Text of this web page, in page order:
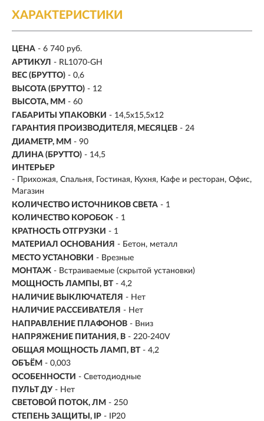
ХАРАКТЕРИСТИКИ
ЦЕНА - 6 740 руб.
АРТИКУЛ - RL1070-GH
ВЕС (БРУТТО) - 0,6
ВЫСОТА (БРУТТО) - 12
ВЫСОТА, ММ - 60
ГАБАРИТЫ УПАКОВКИ - 14,5x15,5x12
ГАРАНТИЯ ПРОИЗВОДИТЕЛЯ, МЕСЯЦЕВ - 24
ДИАМЕТР, ММ - 90
ДЛИНА (БРУТТО) - 14,5
ИНТЕРЬЕР
- Прихожая, Спальня, Гостиная, Кухня, Кафе и ресторан, Офис,
Магазин
КОЛИЧЕСТВО ИСТОЧНИКОВ СВЕТА - 1
КОЛИЧЕСТВО КОРОБОК - 1
КРАТНОСТЬ ОТГРУЗКИ - 1
МАТЕРИАЛ ОСНОВАНИЯ - Бетон, металл
МЕСТО УСТАНОВКИ - Врезные
МОНТАЖ - Встраиваемые (скрытой установки)
МОЩНОСТЬ ЛАМПЫ, ВТ - 4,2
НАЛИЧИЕ ВЫКЛЮЧАТЕЛЯ - Нет
НАЛИЧИЕ РАССЕИВАТЕЛЯ - Нет
НАПРАВЛЕНИЕ ПЛАФОНОВ - Вниз
НАПРЯЖЕНИЕ ПИТАНИЯ, В - 220-240V
ОБЩАЯ МОЩНОСТЬ ЛАМП, ВТ - 4,2
ОБЪЁМ - 0,003
ОСОБЕННОСТИ - Светодиодные
ПУЛЬТ ДУ - Нет
СВЕТОВОЙ ПОТОК, ЛМ - 250
СТЕПЕНЬ ЗАЩИТЫ, IP - IP20